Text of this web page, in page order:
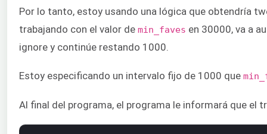
Por lo tanto, estoy usando una lógica que obtendría
trabajando con el valor de min_faves en 30000, va a
ignore y continúe restando 1000.
Estoy especificando un intervalo fijo de 1000 que
Al final del programa, el programa le informará que el